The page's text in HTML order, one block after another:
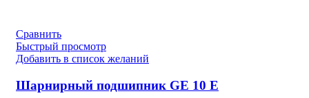
Сравнить
Быстрый просмотр
Добавить в список желаний
Шарнирный подшипник GE 10 E